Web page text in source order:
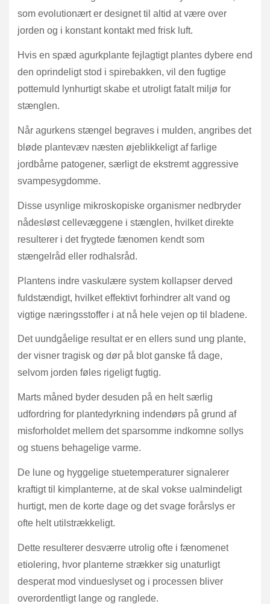
som evolutionært er designet til altid at være over
jorden og i konstant kontakt med frisk luft.
Hvis en spæd agurkplante fejlagtigt plantes dybere end
den oprindeligt stod i spirebakken, vil den fugtige
pottemuld lynhurtigt skabe et utroligt fatalt miljø for
stænglen.
Når agurkens stængel begraves i mulden, angribes det
bløde plantevæv næsten øjeblikkeligt af farlige
jordbårne patogener, særligt de ekstremt aggressive
svampesygdomme.
Disse usynlige mikroskopiske organismer nedbryder
nådesløst cellevæggene i stænglen, hvilket direkte
resulterer i det frygtede fænomen kendt som
stængelråd eller rodhalsråd.
Plantens indre vaskulære system kollapser derved
fuldstændigt, hvilket effektivt forhindrer alt vand og
vigtige næringsstoffer i at nå hele vejen op til bladene.
Det uundgåelige resultat er en ellers sund ung plante,
der visner tragisk og dør på blot ganske få dage,
selvom jorden føles rigeligt fugtig.
Marts måned byder desuden på en helt særlig
udfordring for plantedyrkning indendørs på grund af
misforholdet mellem det sparsomme indkomne sollys
og stuens behagelige varme.
De lune og hyggelige stuetemperaturer signalerer
kraftigt til kimplanterne, at de skal vokse ualmindeligt
hurtigt, men de korte dage og det svage forårslys er
ofte helt utilstrækkeligt.
Dette resulterer desværre utrolig ofte i fænomenet
etiolering, hvor planterne strækker sig unaturligt
desperat mod vindueslyset og i processen bliver
overordentligt lange og ranglede.